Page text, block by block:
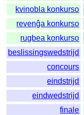
kvinobla konkurso
revenĝa konkurso
rugbea konkurso
beslissingswedstrijd
concours
eindstrijd
eindwedstrijd
finale